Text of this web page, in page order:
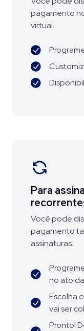
pagamento
virtual.
Para
Você pode
pagamento
assinaturas.
no ato
Escolha
vai ser
Pronto!